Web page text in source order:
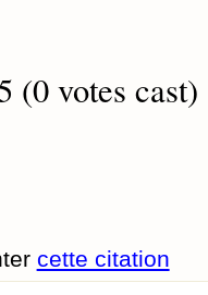
(0 votes cast)
cette citation